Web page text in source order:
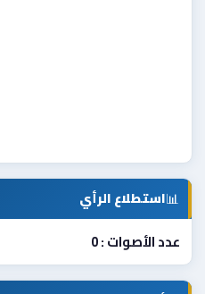
📊استطلاع الرأي
عدد الأصوات : 0